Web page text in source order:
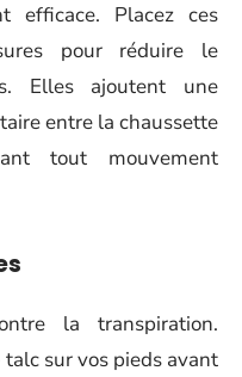
efficace. Placez ces
pour réduire le
Elles ajoutent une
entre la chaussette
tout mouvement
la transpiration.
sur vos pieds avant